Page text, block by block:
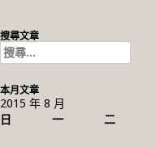
搜尋文章
搜
尋
鍵
字:
本月文章
2015 年 8 月
日
一 二